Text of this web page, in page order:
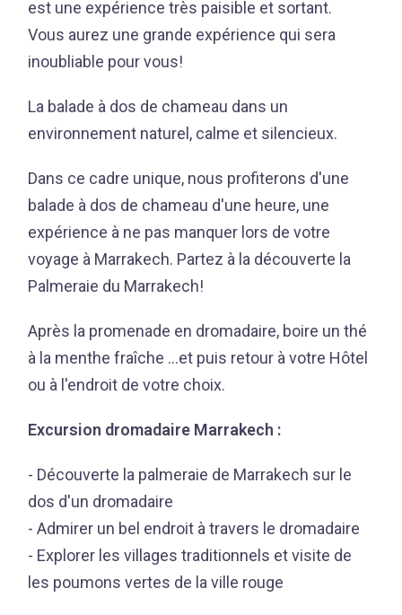
est une expérience très paisible et sortant.
Vous aurez une grande expérience qui sera
inoubliable pour vous!
La balade à dos de chameau dans un
environnement naturel, calme et silencieux.
Dans ce cadre unique, nous profiterons d'une
balade à dos de chameau d'une heure, une
expérience à ne pas manquer lors de votre
voyage à Marrakech. Partez à la découverte la
Palmeraie du Marrakech!
Après la promenade en dromadaire, boire un thé
à la menthe fraîche …et puis retour à votre Hôtel
ou à l'endroit de votre choix.
Excursion dromadaire Marrakech :
- Découverte la palmeraie de Marrakech sur le
dos d'un dromadaire
- Admirer un bel endroit à travers le dromadaire
- Explorer les villages traditionnels et visite de
les poumons vertes de la ville rouge